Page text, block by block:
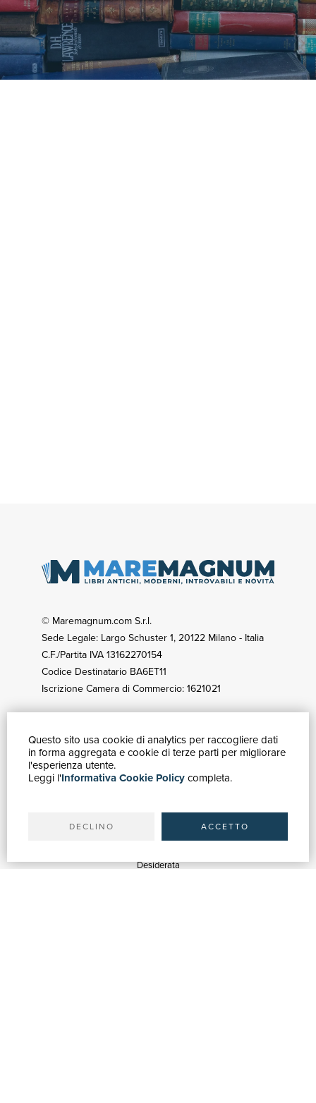
Questo sito usa cookie di analytics per raccogliere dati
in forma aggregata e cookie di terze parti per migliorare
l'esperienza utente.
Leggi l'Informativa Cookie Policycompleta.
DECLINO ACCETTO
© Maremagnum.com S.r.l.
Sede Legale: Largo Schuster 1, 20122 Milano - Italia
C.F./Partita IVA 13162270154
Codice Destinatario BA6ET11
Iscrizione Camera di Commercio: 1621021
GUIDA ACQUISTI
Catalogo
Ricerca avanzata
Spedizioni
Desiderata